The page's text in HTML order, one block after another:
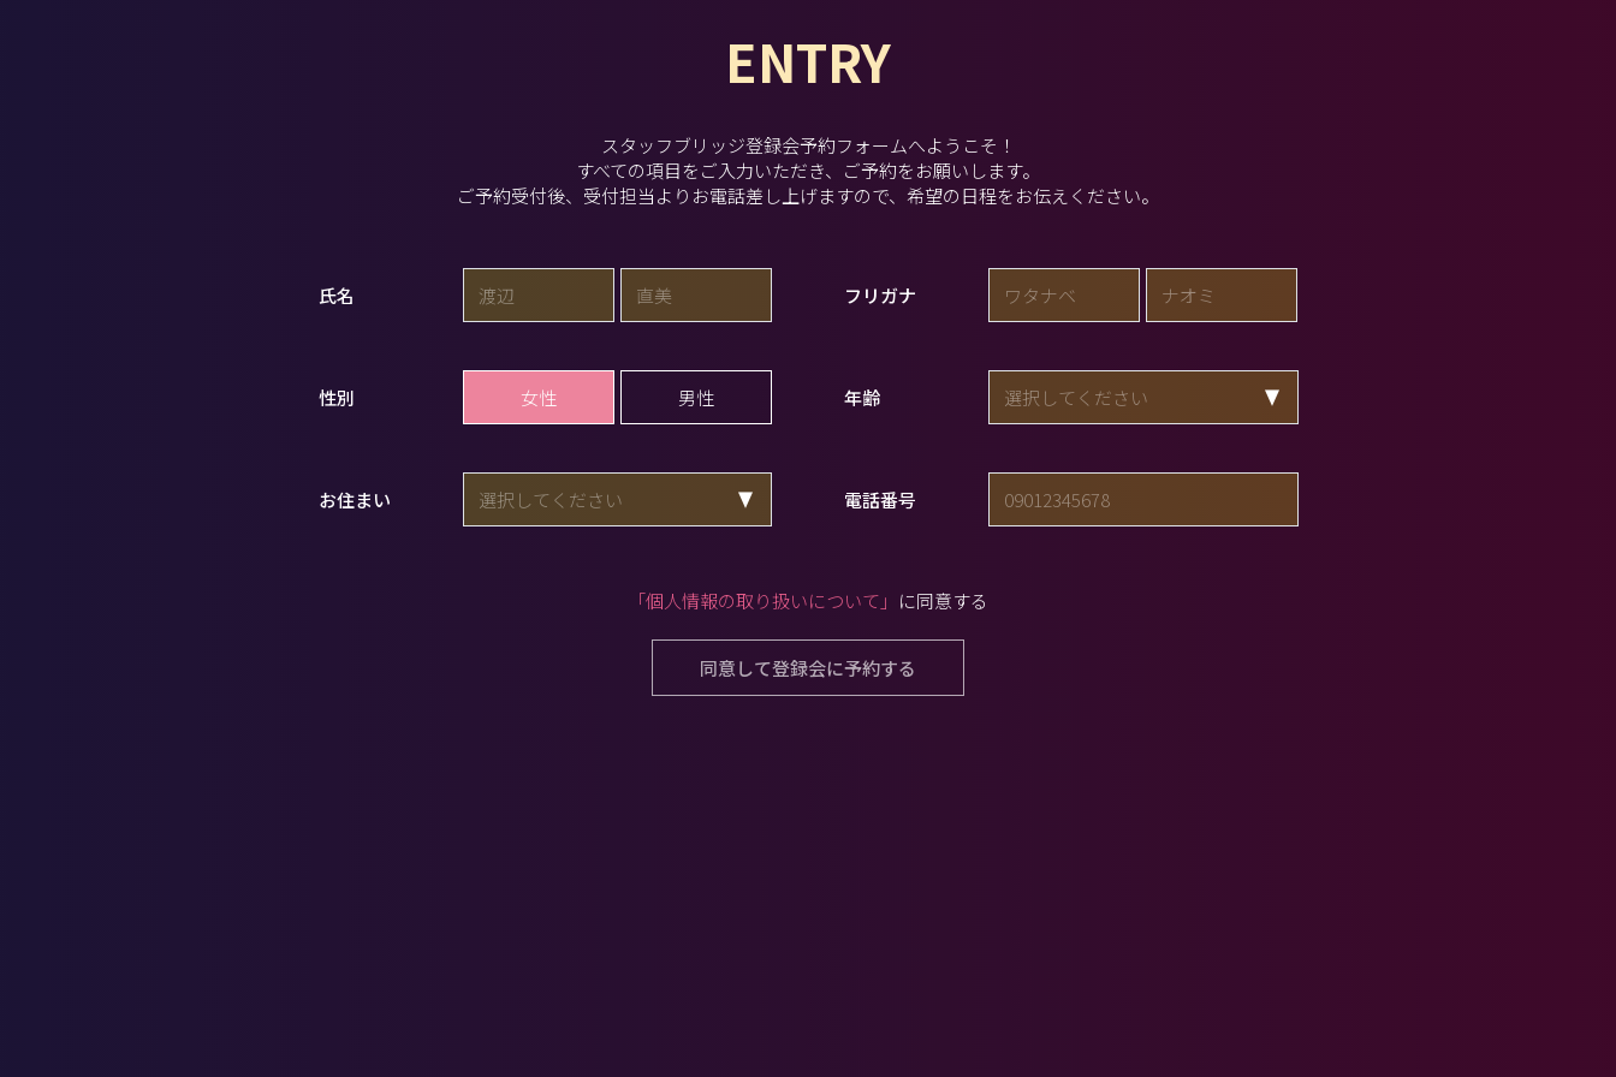
ENTRY
スタッフブリッジ登録会予約フォームへようこそ！
すべての項目をご入力いただき、ご予約をお願いします。
ご予約受付後、受付担当よりお電話差し上げますので、希望の日程をお伝えください。
氏名 フリガナ
性別 女性 男性 年齢
お住まい 電話番号
「個人情報の取り扱いについて」 に同意する
同意して登録会に予約する